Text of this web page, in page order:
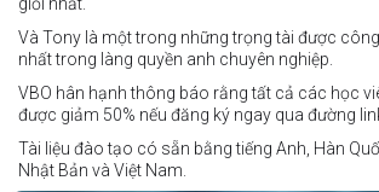
Jeffer Rhoy Mendoza vs Eranio Pisador
Mikko Camingawan vs Rovick Embuscado
Meredy Michael vs Aisah Alico
Ian Carl Muyso vs Marvin Zamora
Franz Carl Muyso vs Ariel Antonio
Và Tony là một trong những trọng tài được
nhất trong làng quyền anh chuyên nghiệp.
VBO hân hạnh thông báo rằng tất cả các học
được giảm 50% nếu đăng ký ngay qua đường
Tài liệu đào tạo có sẵn bằng tiếng Anh, Hàn
Nhật Bản và Việt Nam.